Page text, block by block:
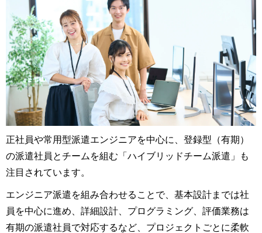
正社員や常用型派遣エンジニアを中心に、登録型（有期）
の派遣社員とチームを組む「ハイブリッドチーム派遣」も
注目されています。
エンジニア派遣を組み合わせることで、基本設計までは社
員を中心に進め、詳細設計、プログラミング、評価業務は
有期の派遣社員で対応するなど、プロジェクトごとに柔軟